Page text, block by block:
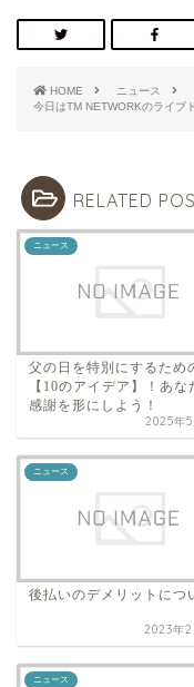
HOME
ニュース
今日はTM NETWORKのライブ
RELATED
ニュース
父の日を特別にするため
【10のアイデア】！あな
感謝を形にしよう！
2025年5
ニュース
後払いのデメリットにつ
2023年2
ニュース